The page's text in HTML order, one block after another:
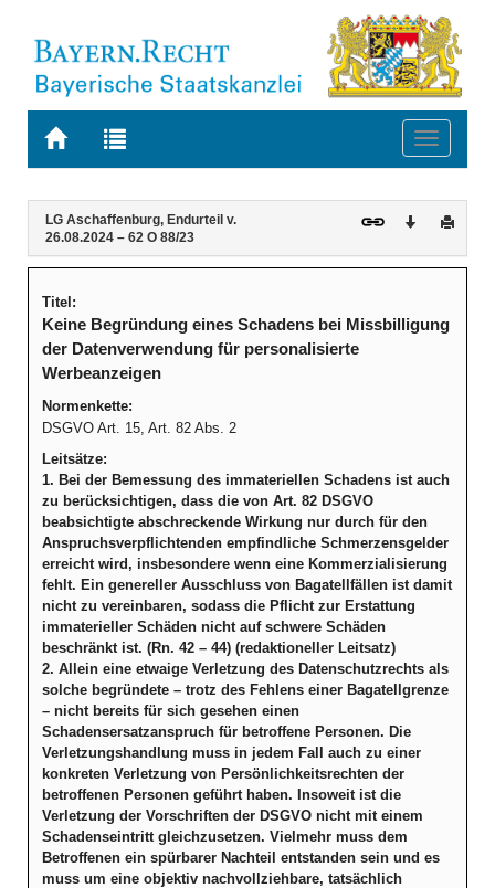
Zur
BAYERN.RECHT
Zur
letzten
Suche
Toggle
Navigation
Inhalt
LG Aschaffenburg, Endurteil v.
26.08.2024 – 62 O 88/23
Download
Titel:
Keine Begründung eines Schadens bei Missbilligung
der Datenverwendung für personalisierte
Werbeanzeigen
Normenkette:
DSGVO Art. 15, Art. 82 Abs. 2
Leitsätze:
1. Bei der Bemessung des immateriellen Schadens ist auch
zu berücksichtigen, dass die von Art. 82 DSGVO
beabsichtigte abschreckende Wirkung nur durch für den
Anspruchsverpflichtenden empfindliche Schmerzensgelder
erreicht wird, insbesondere wenn eine Kommerzialisierung
fehlt. Ein genereller Ausschluss von Bagatellfällen ist damit
nicht zu vereinbaren, sodass die Pflicht zur Erstattung
immaterieller Schäden nicht auf schwere Schäden
beschränkt ist. (Rn. 42 – 44) (redaktioneller Leitsatz)
2. Allein eine etwaige Verletzung des Datenschutzrechts als
solche begründete – trotz des Fehlens einer Bagatellgrenze
– nicht bereits für sich gesehen einen
Schadensersatzanspruch für betroffene Personen. Die
Verletzungshandlung muss in jedem Fall auch zu einer
konkreten Verletzung von Persönlichkeitsrechten der
betroffenen Personen geführt haben. Insoweit ist die
Verletzung der Vorschriften der DSGVO nicht mit einem
Schadenseintritt gleichzusetzen. Vielmehr muss dem
Betroffenen ein spürbarer Nachteil entstanden sein und es
muss um eine objektiv nachvollziehbare, tatsächlich